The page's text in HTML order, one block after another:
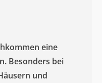
eine
Besonders bei
und